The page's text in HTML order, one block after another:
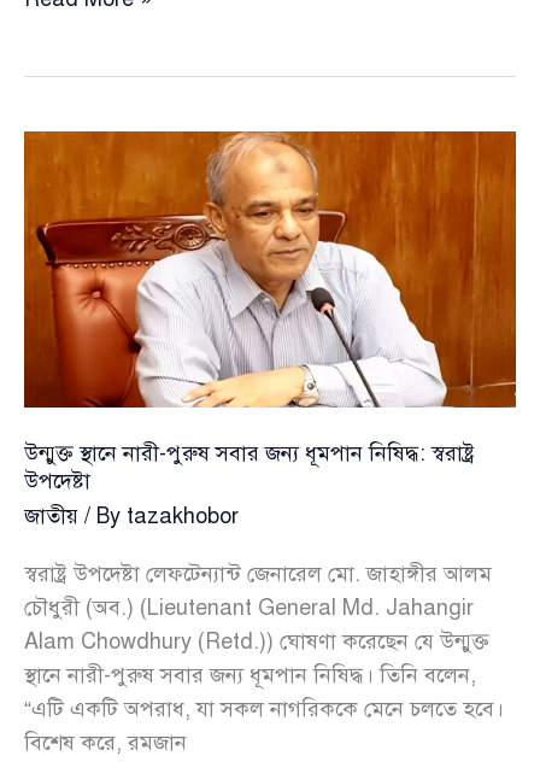
ও
নাসিম
উন্মুক্ত স্থানে নারী-পুরুষ সবার জন্য ধূমপান নিষিদ্ধ: স্বরাষ্ট্র
উপদেষ্টা
জাতীয় / By tazakhobor
স্বরাষ্ট্র উপদেষ্টা লেফটেন্যান্ট জেনারেল মো. জাহাঙ্গীর আলম
চৌধুরী (অব.) (Lieutenant General Md. Jahangir
Alam Chowdhury (Retd.)) ঘোষণা করেছেন যে উন্মুক্ত
স্থানে নারী-পুরুষ সবার জন্য ধূমপান নিষিদ্ধ। তিনি বলেন,
“এটি একটি অপরাধ, যা সকল নাগরিককে মেনে চলতে হবে।
বিশেষ করে, রমজান